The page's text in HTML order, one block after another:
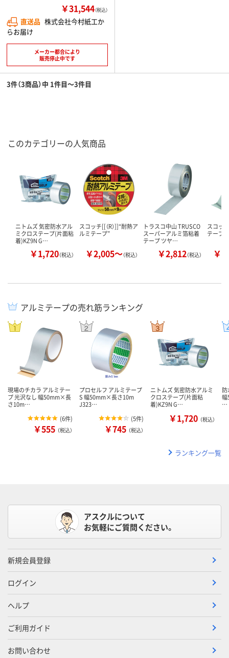
￥31,544（税込）
直送品 株式会社今村紙工か
らお届け
メーカー都合により
販売停止中です
3件（3商品）中 1件目～3件目
このカテゴリーの人気商品
ニトムズ 気密防水アル
ミクロステープ(片面粘
着)KZ9N G…
￥1,720（税込）
スコッチ[[（R）]]“耐熱ア
ルミテープ”
￥2,005～（税込）
トラスコ中山 TRUSCO
スーパーアルミ箔粘着
テープ ツヤ…
￥2,812（税込）
スコッ
テープ（
￥
アルミテープの売れ筋ランキング
現場のチカラ アルミテー
プ 光沢なし 幅50mm×長
さ10m…
(6件)
￥555 （税込）
プロセルフ アルミテープ
S 幅50mm×長さ10m
J323…
(5件)
￥745 （税込）
ニトムズ 気密防水アルミ
クロステープ(片面粘
着)KZ9N G…
￥1,720 （税込）
…
ランキング一覧
アスクルについて
お気軽にご質問ください。
新規会員登録
ログイン
ヘルプ
ご利用ガイド
お問い合わせ